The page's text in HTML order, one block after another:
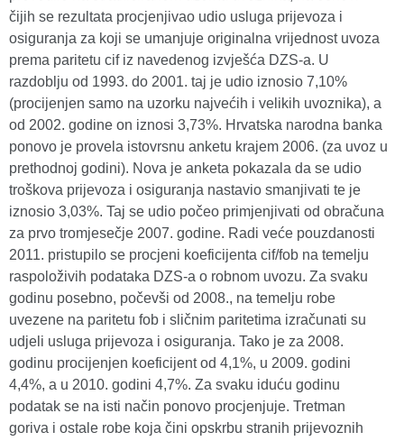
čijih se rezultata procjenjivao udio usluga prijevoza i
osiguranja za koji se umanjuje originalna vrijednost uvoza
prema paritetu cif iz navedenog izvješća DZS-a. U
razdoblju od 1993. do 2001. taj je udio iznosio 7,10%
(procijenjen samo na uzorku najvećih i velikih uvoznika), a
od 2002. godine on iznosi 3,73%. Hrvatska narodna banka
ponovo je provela istovrsnu anketu krajem 2006. (za uvoz u
prethodnoj godini). Nova je anketa pokazala da se udio
troškova prijevoza i osiguranja nastavio smanjivati te je
iznosio 3,03%. Taj se udio počeo primjenjivati od obračuna
za prvo tromjesečje 2007. godine. Radi veće pouzdanosti
2011. pristupilo se procjeni koeficijenta cif/fob na temelju
raspoloživih podataka DZS-a o robnom uvozu. Za svaku
godinu posebno, počevši od 2008., na temelju robe
uvezene na paritetu fob i sličnim paritetima izračunati su
udjeli usluga prijevoza i osiguranja. Tako je za 2008.
godinu procijenjen koeficijent od 4,1%, u 2009. godini
4,4%, a u 2010. godini 4,7%. Za svaku iduću godinu
podatak se na isti način ponovo procjenjuje. Tretman
goriva i ostale robe koja čini opskrbu stranih prijevoznih